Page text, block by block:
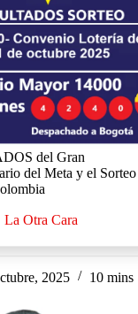
del Gran
del Meta y el Sorteo
La Otra Cara
2025 10 mins